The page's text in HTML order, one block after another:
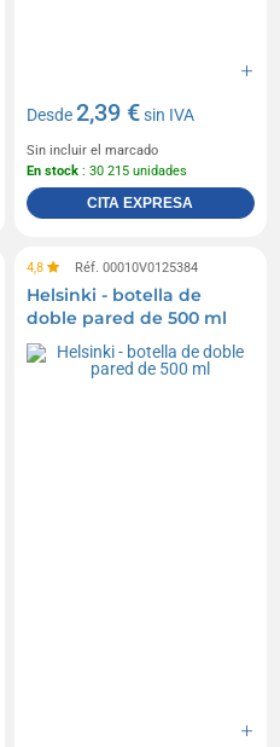
Desde2,39 €sin IVA
Sin incluir el marcado
En stock : 30 215 unidades
CITA EXPRESA
4,8 Réf. 00010V0125384
Helsinki - botella de
doble pared de 500 ml